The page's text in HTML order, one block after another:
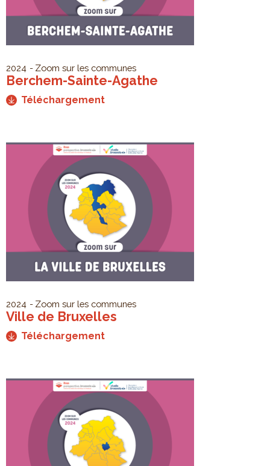
2024 Zoom sur les communes
Berchem-Sainte-Agathe
Téléchargement
2024 Zoom sur les communes
Ville de Bruxelles
Téléchargement